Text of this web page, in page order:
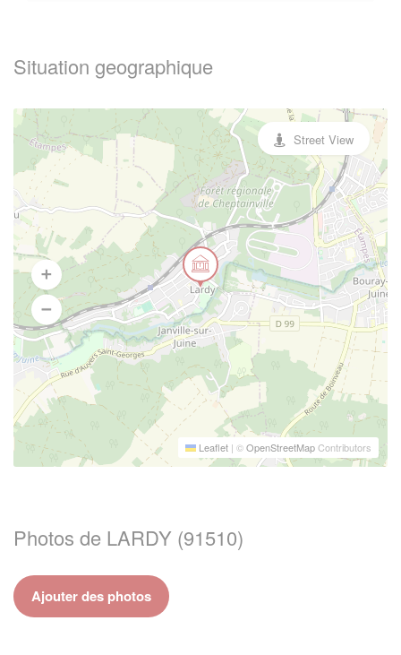
Situation geographique
Leaflet | ©OpenStreetMapContributors
Street View
Photos de LARDY (91510)
Ajouter des photos